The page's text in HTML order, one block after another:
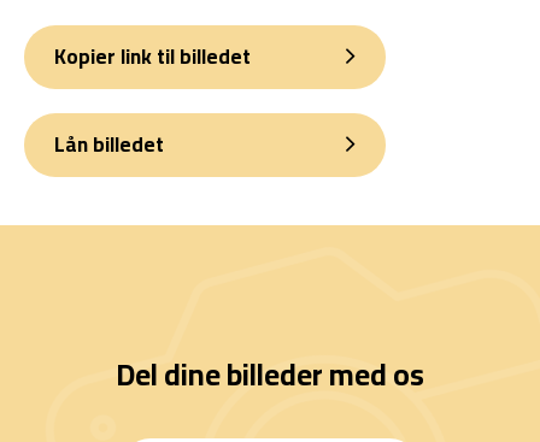
Kopier link til billedet
Lån billedet
Del dine billeder med os